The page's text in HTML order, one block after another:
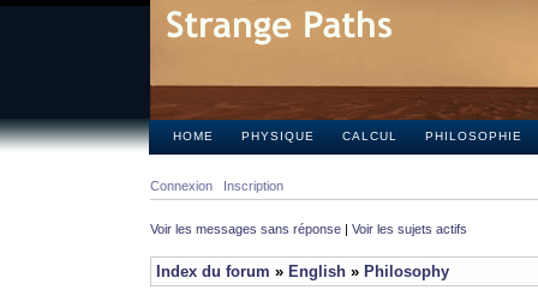
HOME PHYSIQUE CALCUL PHILOSOPHIE
Connexion Inscription
Voir les messages sans réponse | Voir les sujets actifs
Index du forum » English » Philosophy